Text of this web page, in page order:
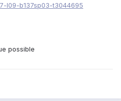
l09-b137sp03-t3044695
possible